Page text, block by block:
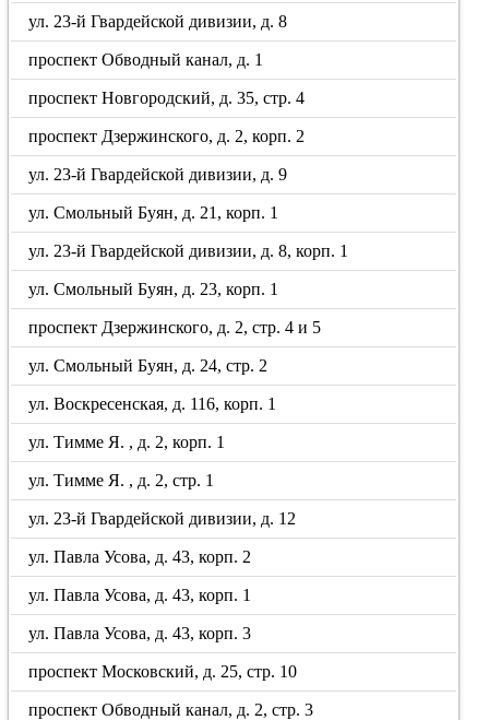
ул. 23-й Гвардейской дивизии, д. 8
проспект Обводный канал, д. 1
проспект Новгородский, д. 35, стр. 4
проспект Дзержинского, д. 2, корп. 2
ул. 23-й Гвардейской дивизии, д. 9
ул. Смольный Буян, д. 21, корп. 1
ул. 23-й Гвардейской дивизии, д. 8, корп. 1
ул. Смольный Буян, д. 23, корп. 1
проспект Дзержинского, д. 2, стр. 4 и 5
ул. Смольный Буян, д. 24, стр. 2
ул. Воскресенская, д. 116, корп. 1
ул. Тимме Я. , д. 2, корп. 1
ул. Тимме Я. , д. 2, стр. 1
ул. 23-й Гвардейской дивизии, д. 12
ул. Павла Усова, д. 43, корп. 2
ул. Павла Усова, д. 43, корп. 1
ул. Павла Усова, д. 43, корп. 3
проспект Московский, д. 25, стр. 10
проспект Обводный канал, д. 2, стр. 3